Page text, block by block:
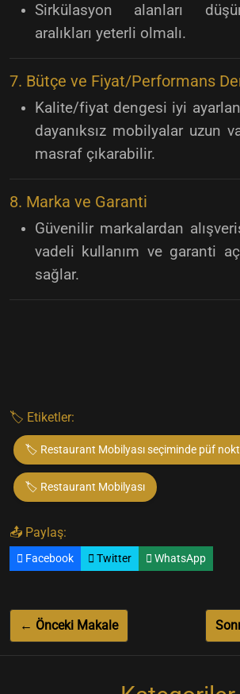
Sirkülasyon alanları
aralıkları yeterli olmalı.
7. Bütçe ve Fiyat/Performans
Kalite/fiyat dengesi iyi
dayanıksız mobilyalar uzun
masraf çıkarabilir.
8. Marka ve Garanti
Güvenilir markalardan
vadeli kullanım ve garanti
sağlar.
🏷️ Etiketler:
🏷️ Restaurant Mobilyası seçiminde püf
🏷️ Restaurant Mobilyası
📤 Paylaş:
Facebook Twitter WhatsApp
← Önceki Makale